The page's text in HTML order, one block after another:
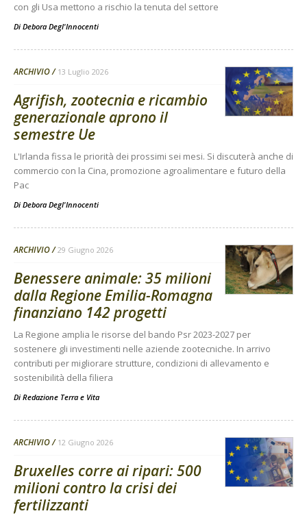
con gli Usa mettono a rischio la tenuta del settore
Di Debora Degl'Innocenti
ARCHIVIO 13 Luglio 2026
Agrifish, zootecnia e ricambio
generazionale aprono il
semestre Ue
L'Irlanda fissa le priorità dei prossimi sei mesi. Si discuterà anche di
commercio con la Cina, promozione agroalimentare e futuro della
Pac
Di Debora Degl'Innocenti
ARCHIVIO 29 Giugno 2026
Benessere animale: 35 milioni
dalla Regione Emilia-Romagna
finanziano 142 progetti
La Regione amplia le risorse del bando Psr 2023-2027 per
sostenere gli investimenti nelle aziende zootecniche. In arrivo
contributi per migliorare strutture, condizioni di allevamento e
sostenibilità della filiera
Di Redazione Terra e Vita
ARCHIVIO 12 Giugno 2026
Bruxelles corre ai ripari: 500
milioni contro la crisi dei
fertilizzanti